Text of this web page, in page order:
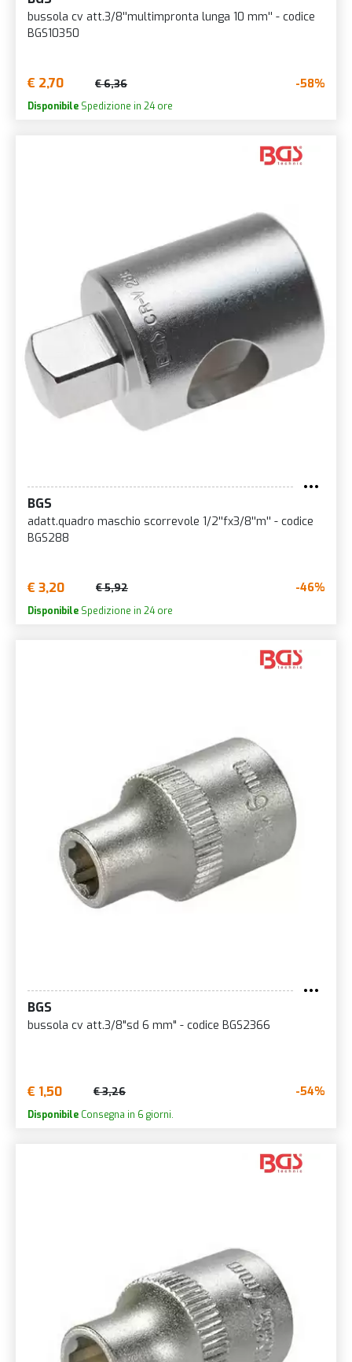
bussola cv att.3/8''multimpronta lunga 10 mm'' - codice
BGS10350
€ 2,70 € 6,36 -58%
Disponibile Spedizione in 24 ore
BGS
adatt.quadro maschio scorrevole 1/2''fx3/8''m'' - codice
BGS288
€ 3,20 € 5,92 -46%
Disponibile Spedizione in 24 ore
BGS
bussola cv att.3/8"sd 6 mm" - codice BGS2366
€ 1,50 € 3,26 -54%
Disponibile Consegna in 6 giorni.